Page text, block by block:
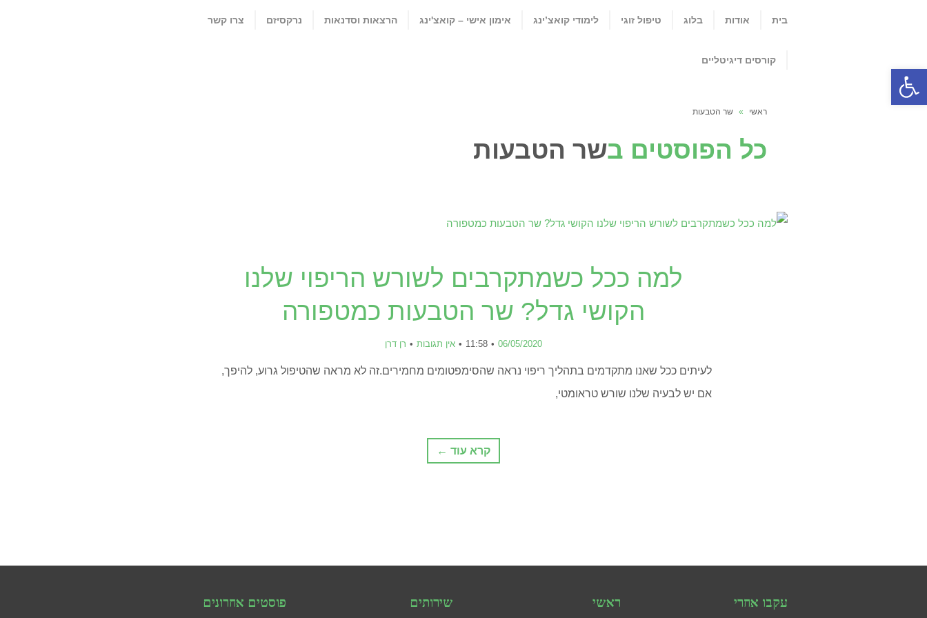
פתח סרגל נגישות
בית אודות בלוג טיפול זוגי לימודי קואצ’ינג אימון אישי – קואצ'ינג הרצאות וסדנאות נרקסיזם צרו קשר
קורסים דיגיטליים
ראשי » שר הטבעות
כל הפוסטים בשר הטבעות
למה ככל כשמתקרבים לשורש הריפוי שלנו
הקושי גדל? שר הטבעות כמטפורה
06/05/2020
11:58 אין תגובות רן דרן
לעיתים ככל שאנו מתקדמים בתהליך ריפוי נראה שהסימפטומים מחמירים.זה לא מראה שהטיפול גרוע, להיפך,
אם יש לבעיה שלנו שורש טראומטי,
קרא עוד ←
עקבו אחרי ראשי שירותים פוסטים אחרונים